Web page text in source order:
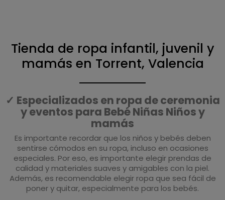
Tienda de ropa infantil, juvenil y
mamás en Torrent, Valencia
✓ Especializados en ropa de ceremonia
y eventos para Bebé Niñas Niños y
mamás
Es importante recordar que los niños y bebés deben
sentirse cómodos en su ropa, incluso en ocasiones
especiales. Por eso, es importante elegir prendas de
calidad y materiales suaves y amigables con la piel.
Además, es recomendable elegir ropa que sea fácil de
poner y quitar, especialmente para los bebés.